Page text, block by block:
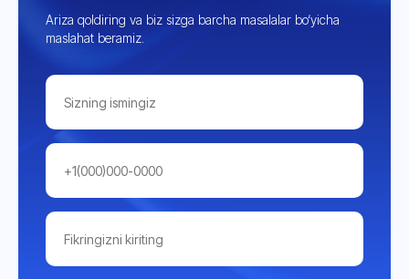
Ariza qoldiring va biz sizga barcha masalalar bo‘yicha
maslahat beramiz.